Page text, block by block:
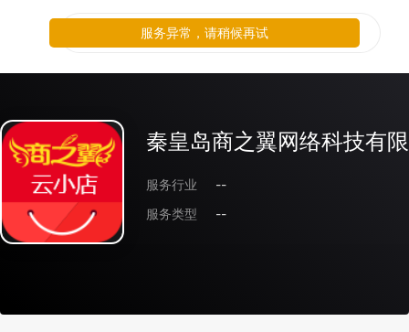
秦皇岛商之翼网络科技有
服务行业
--
服务类型
--
服务异常，请稍候再试